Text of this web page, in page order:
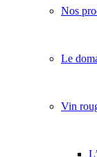
Nos
Le
Vin